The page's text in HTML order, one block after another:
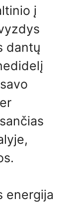
į
dantų
energija